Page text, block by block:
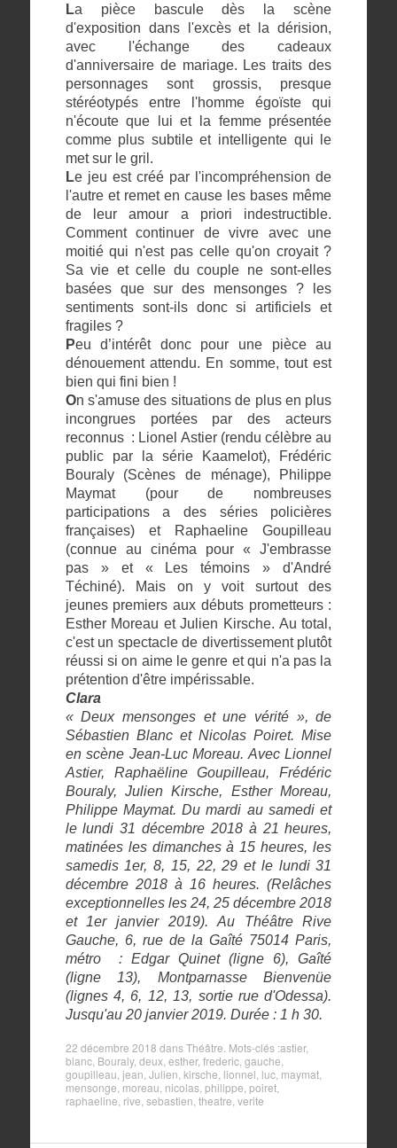
La pièce bascule dès la scène
d'exposition dans l'excès et la dérision,
avec l'échange des cadeaux
d'anniversaire de mariage. Les traits des
personnages sont grossis, presque
stéréotypés entre l'homme égoïste qui
n'écoute que lui et la femme présentée
comme plus subtile et intelligente qui le
met sur le gril.
Le jeu est créé par l'incompréhension de
l'autre et remet en cause les bases même
de leur amour a priori indestructible.
Comment continuer de vivre avec une
moitié qui n'est pas celle qu'on croyait ?
Sa vie et celle du couple ne sont-elles
basées que sur des mensonges ? les
sentiments sont-ils donc si artificiels et
fragiles ?
Peu d’intérêt donc pour une pièce au
dénouement attendu. En somme, tout est
bien qui fini bien !
On s'amuse des situations de plus en plus
incongrues portées par des acteurs
reconnus : Lionel Astier (rendu célèbre au
public par la série Kaamelot), Frédéric
Bouraly (Scènes de ménage), Philippe
Maymat (pour de nombreuses
participations a des séries policières
françaises) et Raphaeline Goupilleau
(connue au cinéma pour « J'embrasse
pas » et « Les témoins » d'André
Téchiné). Mais on y voit surtout des
jeunes premiers aux débuts prometteurs :
Esther Moreau et Julien Kirsche. Au total,
c'est un spectacle de divertissement plutôt
réussi si on aime le genre et qui n'a pas la
prétention d'être impérissable.
Clara
« Deux mensonges et une vérité », de
Sébastien Blanc et Nicolas Poiret. Mise
en scène Jean-Luc Moreau. Avec Lionnel
Astier, Raphaëline Goupilleau, Frédéric
Bouraly, Julien Kirsche, Esther Moreau,
Philippe Maymat. Du mardi au samedi et
le lundi 31 décembre 2018 à 21 heures,
matinées les dimanches à 15 heures, les
samedis 1er, 8, 15, 22, 29 et le lundi 31
décembre 2018 à 16 heures. (Relâches
exceptionnelles les 24, 25 décembre 2018
et 1er janvier 2019). Au Théâtre Rive
Gauche, 6, rue de la Gaîté 75014 Paris,
métro : Edgar Quinet (ligne 6), Gaîté
(ligne 13), Montparnasse Bienvenüe
(lignes 4, 6, 12, 13, sortie rue d'Odessa).
Jusqu'au 20 janvier 2019. Durée : 1 h 30.
22 décembre 2018 dansThéâtre . Mots-clés :astier,
blanc, Bouraly, deux, esther, frederic, gauche
goupilleau jean Julien kirsche lionnel luc, maymat,
mensonge moreau nicolas, philippe poiret,
raphaeline rive sebastien theatre verite